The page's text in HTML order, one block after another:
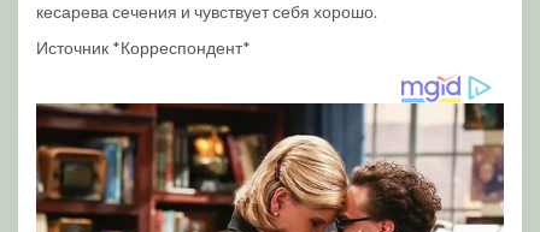
кесарева сечения и чувствует себя хорошо.
Источник *Корреспондент*